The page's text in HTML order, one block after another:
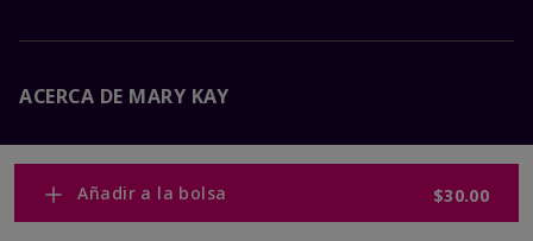
Añadir a la bolsa $30.00
ACERCA DE MARY KAY
Garantía de Satisfacción
Sobre Mary Kay